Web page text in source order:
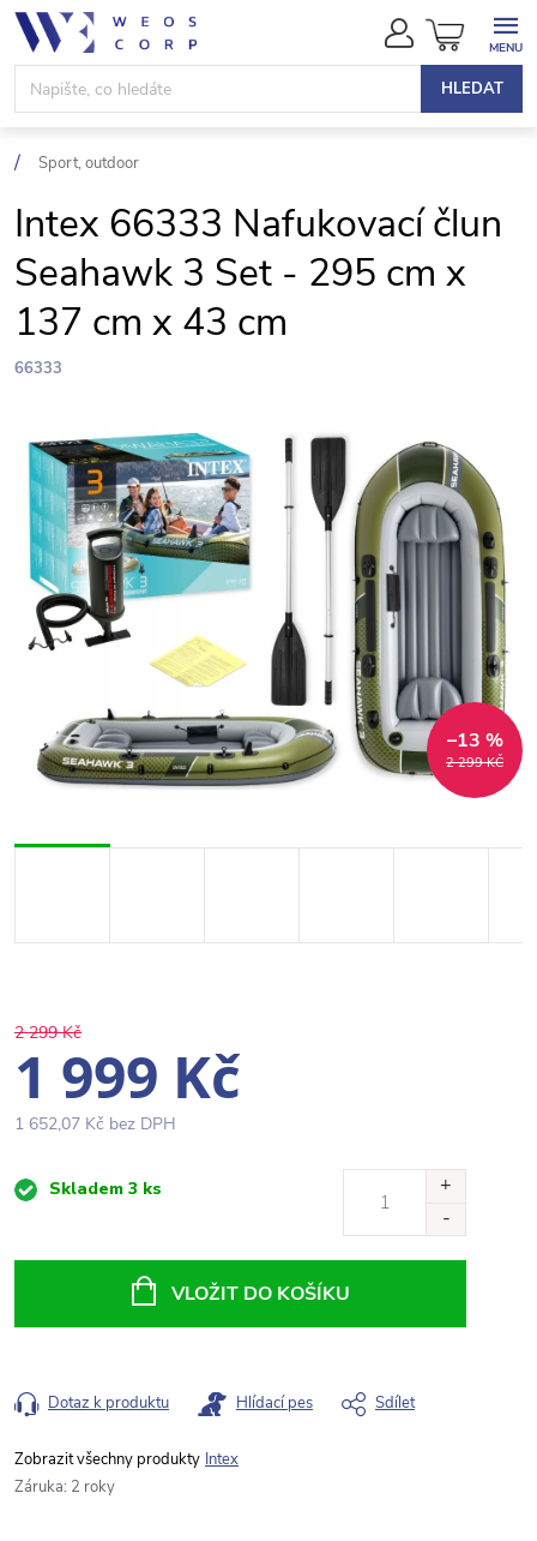
Přejít
obsah
HLEDAT
NÁKUPNÍ
KOŠÍK
Sport, outdoor
Intex 66333 Nafukovací člun
Seahawk 3 Set - 295 cm x
137 cm x 43 cm
66333
2 299 KČ
–13 %
2 299 Kč
1 999 Kč
1 652,07 Kč bez DPH
MěrnáSkladem 3 ks
VLOŽIT DO KOŠÍKU
Dotaz k produktu Hlídací pes Sdílet
Intex
Záruka: 2 roky